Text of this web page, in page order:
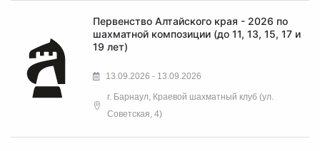
Первенство Алтайского края - 2026 по
шахматной композиции (до 11, 13, 15, 17 и
19 лет)
13.09.2026 - 13.09.2026
г. Барнаул, Краевой шахматный клуб (ул.
Советская, 4)